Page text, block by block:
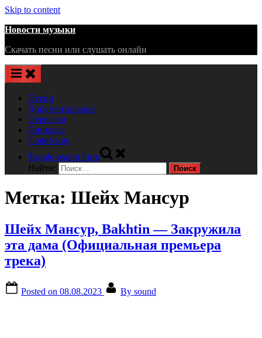
Skip to content
Новости музыки
Скачать песни или слушать онлайн
Песни
Документальные
Передачи
Приколы
Советские
Toggle search form
Найти:
Метка: Шейх Мансур
Шейх Мансур, Bakhtin — Закружила
эта дама (Официальная премьера
трека)
Posted on 08.08.2023 By sound